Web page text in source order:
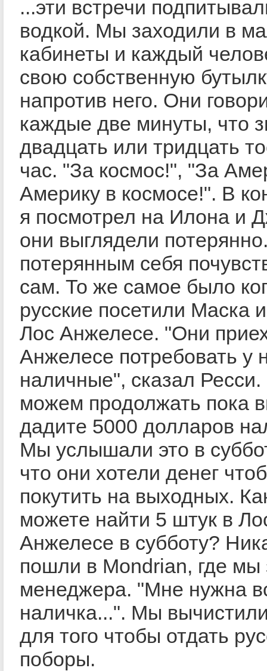
...эти встречи
водкой. Мы заходили в
кабинеты и каждый
свою собственную
напротив него. Они
каждые две минуты, что
двадцать или тридцать
час. "За космос!", "За
Америку в космосе!". В
я посмотрел на Илона и
они выглядели
потерянным себя
сам. То же самое было
русские посетили Маска
Лос Анжелесе. "Они
Анжелесе потребовать у
наличные", сказал
можем продолжать пока
дадите 5000 долларов
Мы услышали это в
что они хотели денег
покутить на выходных.
можете найти 5 штук в
Анжелесе в субботу?
пошли в Mondrian, где мы
менеджера. "Мне нужна
наличка...". Мы
для того чтобы отдать
поборы.